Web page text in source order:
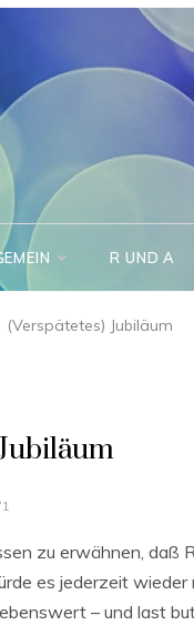
R UND A
(Verspätetes) Jubiläum
zu erwähnen, daß
es jederzeit
– und last